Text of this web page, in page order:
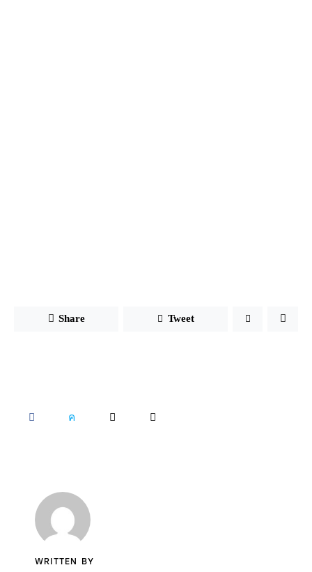
Share Tweet
SHARE SHARE SHARE COPY
WRITTEN BY